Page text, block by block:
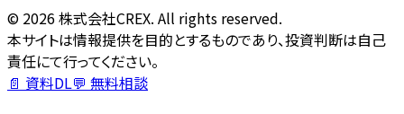
© 2026株式会社CREX. All rights reserved.
本サイトは情報提供を目的とするものであり、投資判断は自己
責任にて行ってください。
📄 資料DL💬 無料相談